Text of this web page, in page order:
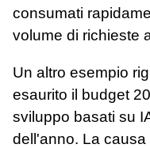
consumati
volume di richieste
Un altro esempio
esaurito il budget
sviluppo basati su
dell'anno. La